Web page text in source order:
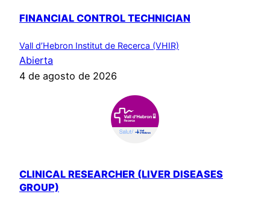
FINANCIAL CONTROL TECHNICIAN
Vall d’Hebron Institut de Recerca (VHIR)
Abierta
4 de agosto de 2026
CLINICAL RESEARCHER (LIVER DISEASES
GROUP)